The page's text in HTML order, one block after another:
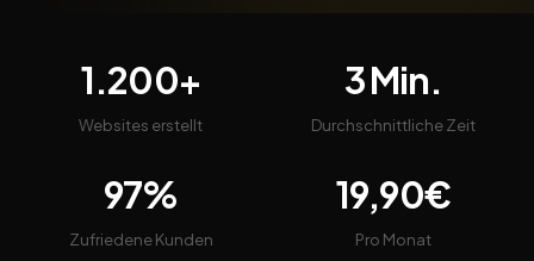
1.200+
Websites erstellt
3 Min.
Durchschnittliche Zeit
97%
Zufriedene Kunden
19,90€
Pro Monat